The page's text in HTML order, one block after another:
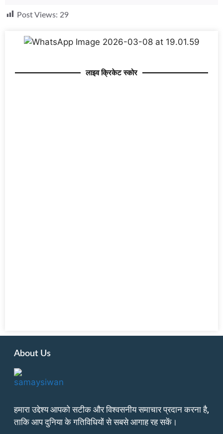
Post Views: 29
लाइव क्रिकेट स्कोर
About Us
हमारा उद्देश्य आपको सटीक और विश्वसनीय समाचार प्रदान करना है,
ताकि आप दुनिया के गतिविधियों से सबसे आगाह रह सकें।